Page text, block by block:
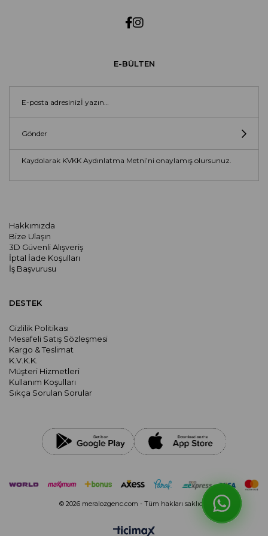
Hakkımızda
Bize Ulaşın
3D Güvenli Alışveriş
İptal İade Koşulları
İş Başvurusu
E-BÜLTEN
Gönder
Kaydolarak KVKK Aydınlatma Metni’ni onaylamış olursunuz.
DESTEK
Gizlilik Politikası
Mesafeli Satış Sözleşmesi
Kargo & Teslimat
K.V.K.K.
Müşteri Hizmetleri
Kullanım Koşulları
Sıkça Sorulan Sorular
© 2026 meralozgenc.com - Tüm hakları saklıdır.